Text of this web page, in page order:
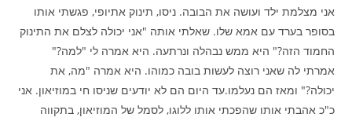
אני מצלמת ילד ועושה את הבובה. ניסו, תינוק אתיופי, פגשתי אותו
בסופר בערד עם אמא שלו. שאלתי אותה "אני יכולה לצלם את התינוק
החמוד הזה?" היא ממש נבהלה ונרתעה. היא אמרה לי "למה?"
אמרתי לה שאני רוצה לעשות בובה כמוהו. היא אמרה "מה, את
יכולה?" ומאז הם נעלמו.עד היום הם לא יודעים שניסו חי במוזיאון. אני
כ"כ אהבתי אותו שהפכתי אותו ללוגו, לסמל של המוזיאון, בתקווה